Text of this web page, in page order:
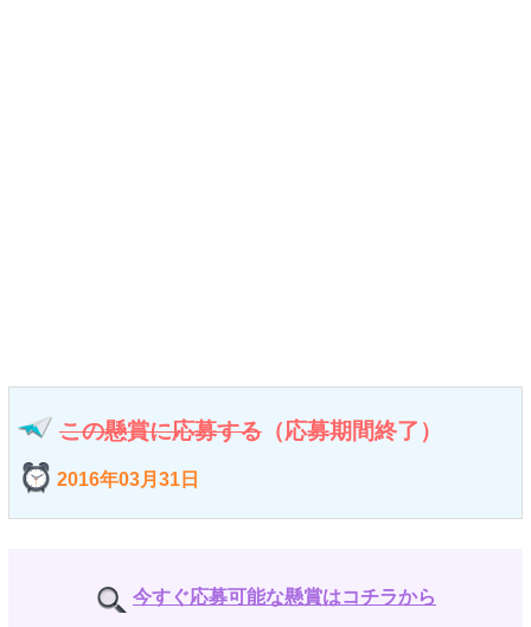
この懸賞に応募する （応募期間終了）
2016年03月31日
今すぐ応募可能な懸賞はコチラから